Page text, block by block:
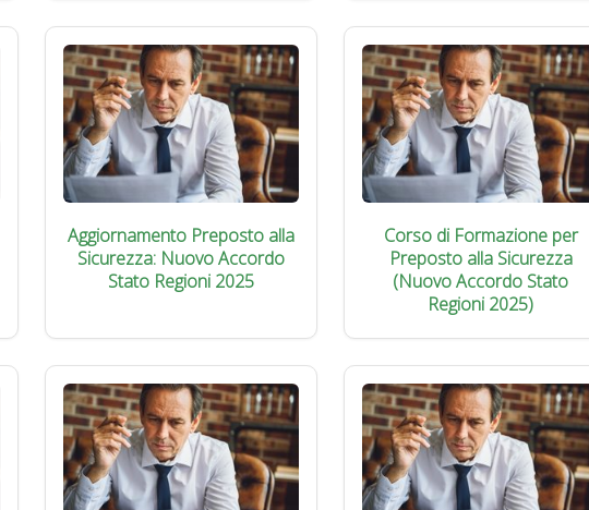
Aggiornamento Preposto alla
Sicurezza: Nuovo Accordo
Stato Regioni 2025
Corso di Formazione per
Preposto alla Sicurezza
(Nuovo Accordo Stato
Regioni 2025)